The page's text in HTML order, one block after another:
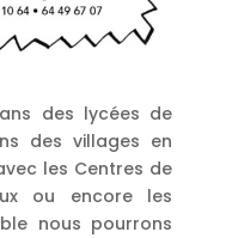
des lycées de
des villages en
les Centres de
ou encore les
nous pourrons